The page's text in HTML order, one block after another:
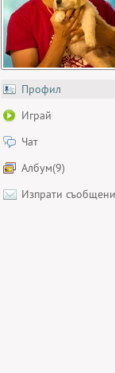
Профил
Играй
Чат
Албум(9)
Изпрати